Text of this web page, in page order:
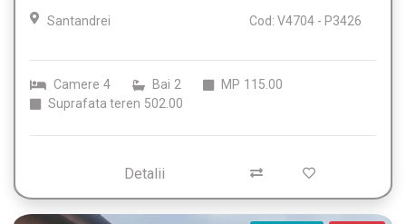
Santandrei Cod: V4704 - P3426
Camere 4 Bai 2 MP 115.00
Suprafata teren 502.00
Detalii